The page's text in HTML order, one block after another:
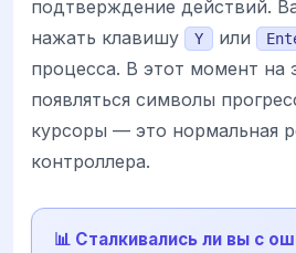
подтверждение действий.
нажать клавишу
Y или
процесса. В этот момент на
появляться символы
курсоры — это нормальная
контроллера.
📊 Сталкивались ли вы с